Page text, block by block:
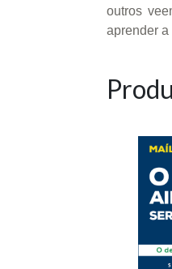
outros
aprender